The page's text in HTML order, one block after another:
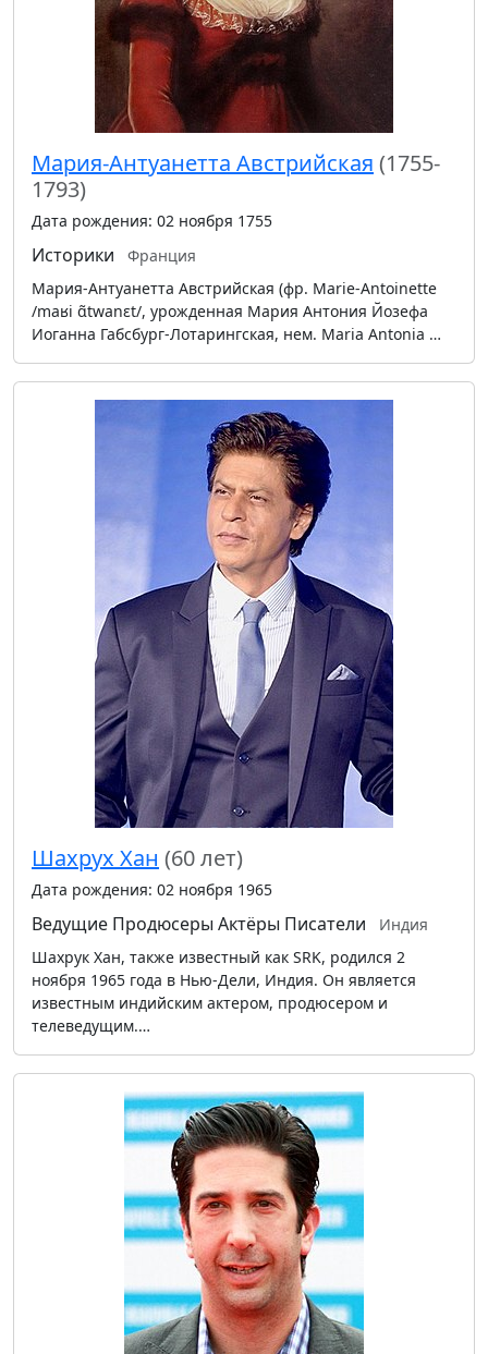
Мария-Антуанетта Австрийская (1755-
1793)
Дата рождения: 02 ноября 1755
Историки
Франция
Мария-Антуанетта Австрийская (фр. Marie-Antoinette
/maʁi ɑ̃twanɛt/, урожденная Мария Антония Йозефа
Иоганна Габсбург-Лотарингская, нем. Maria Antonia …
Шахрух Хан (60 лет)
Дата рождения: 02 ноября 1965
Ведущие Продюсеры Актёры Писатели
Индия
Шахрук Хан, также известный как SRK, родился 2
ноября 1965 года в Нью-Дели, Индия. Он является
известным индийским актером, продюсером и
телеведущим.…